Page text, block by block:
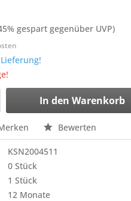
gespart gegenüber UVP)
In den Warenkorb
Bewerten
KSN2004511
0 Stück
1 Stück
12 Monate